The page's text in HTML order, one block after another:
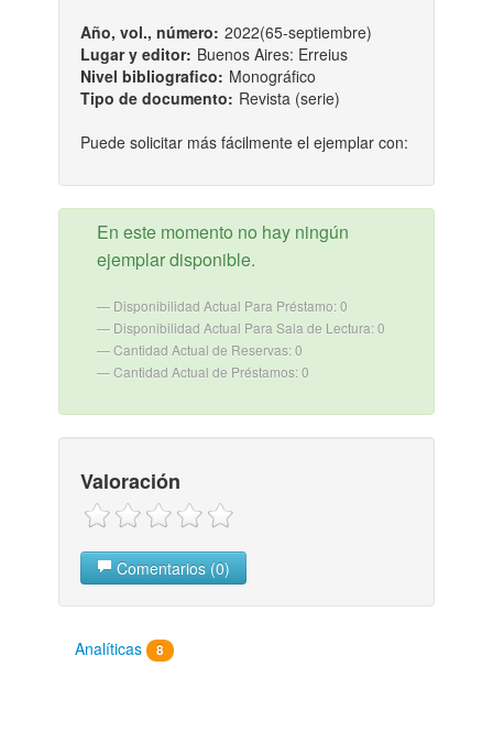
Año, vol., número: 2022(65-septiembre)
Lugar y editor: Buenos Aires: Erreius
Nivel bibliografico: Monográfico
Tipo de documento: Revista (serie)
Puede solicitar más fácilmente el ejemplar con:
En este momento no hay ningún
ejemplar disponible.
Disponibilidad Actual Para Préstamo: 0
Disponibilidad Actual Para Sala de Lectura: 0
Cantidad Actual de Reservas: 0
Cantidad Actual de Préstamos: 0
Valoración
Comentarios (0)
Analíticas 8